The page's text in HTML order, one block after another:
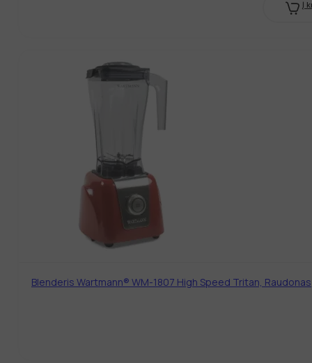
Į
Blenderis Wartmann® WM-1807 High Speed Tritan, Raudonas